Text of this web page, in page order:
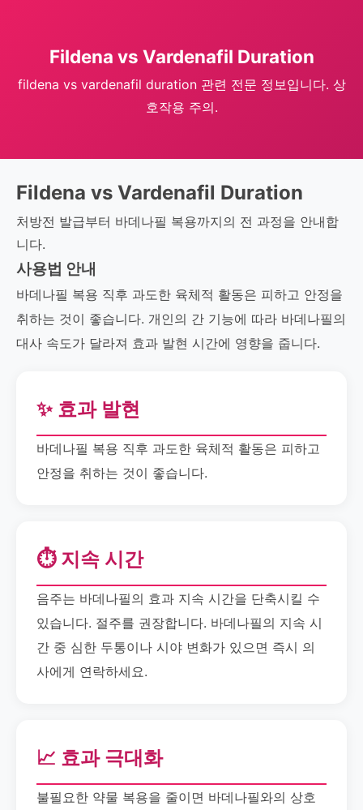
Fildena vs Vardenafil Duration
fildena vs vardenafil duration 관련 전문 정보입니다. 상
호작용 주의.
Fildena vs Vardenafil Duration
처방전 발급부터 바데나필 복용까지의 전 과정을 안내합
니다.
사용법 안내
바데나필 복용 직후 과도한 육체적 활동은 피하고 안정을
취하는 것이 좋습니다. 개인의 간 기능에 따라 바데나필의
대사 속도가 달라져 효과 발현 시간에 영향을 줍니다.
✨ 효과 발현
바데나필 복용 직후 과도한 육체적 활동은 피하고
안정을 취하는 것이 좋습니다.
⏱️ 지속 시간
음주는 바데나필의 효과 지속 시간을 단축시킬 수
있습니다. 절주를 권장합니다. 바데나필의 지속 시
간 중 심한 두통이나 시야 변화가 있으면 즉시 의
사에게 연락하세요.
📈 효과 극대화
불필요한 약물 복용을 줄이면 바데나필와의 상호